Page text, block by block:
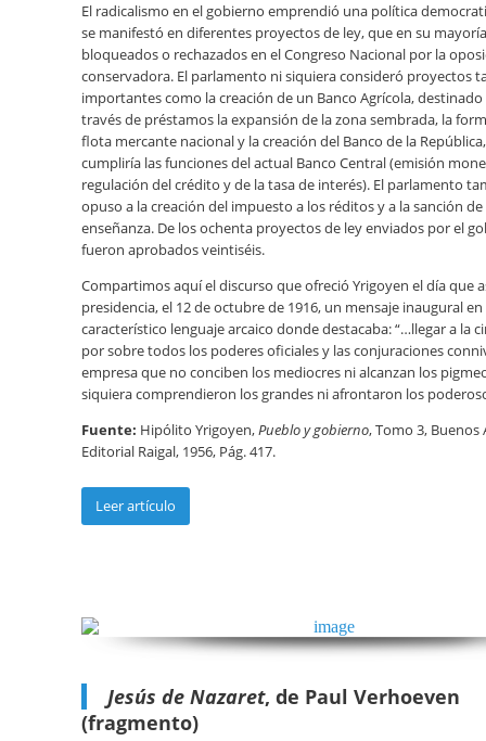
El radicalismo en el gobierno emprendió una política
se manifestó en diferentes proyectos de ley, que en su
bloqueados o rechazados en el Congreso Nacional por la
conservadora. El parlamento ni siquiera consideró proyectos
importantes como la creación de un Banco Agrícola,
través de préstamos la expansión de la zona sembrada, la
flota mercante nacional y la creación del Banco de la
cumpliría las funciones del actual Banco Central (emisión
regulación del crédito y de la tasa de interés). El parlamento
opuso a la creación del impuesto a los réditos y a la sanción
enseñanza. De los ochenta proyectos de ley enviados por el
fueron aprobados veintiséis.
Compartimos aquí el discurso que ofreció Yrigoyen el día que
presidencia, el 12 de octubre de 1916, un mensaje inaugural en
característico lenguaje arcaico donde destacaba: “…llegar a la
por sobre todos los poderes oficiales y las conjuraciones
empresa que no conciben los mediocres ni alcanzan los
siquiera comprendieron los grandes ni afrontaron los
Fuente: Hipólito Yrigoyen,Pueblo y gobierno, Tomo 3, Buenos
Editorial Raigal, 1956, Pág. 417.
Leer artículo
Jesús de Nazaret, de Paul Verhoeven
(fragmento)